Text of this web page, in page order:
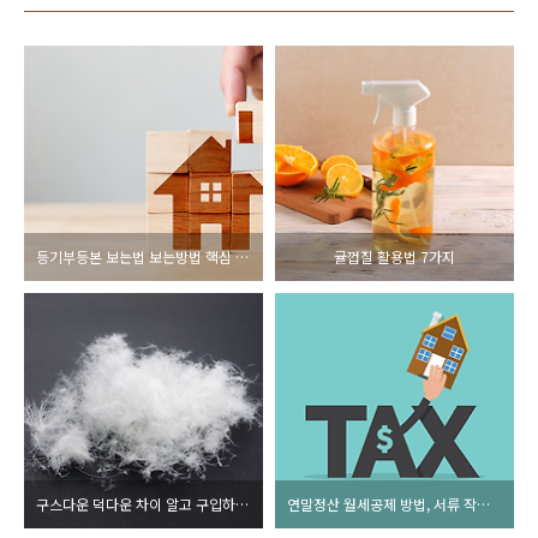
등기부등본 보는법 보는방법 핵심 3가지 귤껍질 활용법 7가지
구스다운 덕다운 차이 알고 구입하세요 연말정산 월세공제 방법, 서류 작성방법